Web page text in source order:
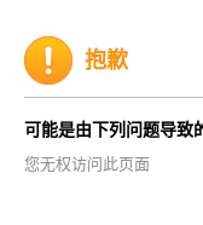
抱歉
可能是由下列问题导致
您无权访问此页面